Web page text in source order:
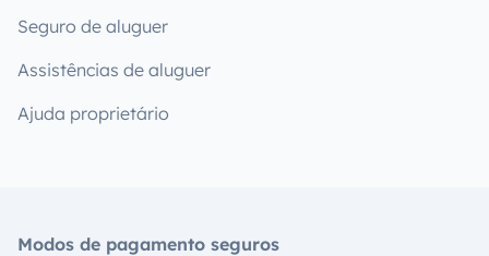
Seguro de aluguer
Assistências de aluguer
Ajuda proprietário
Modos de pagamento seguros